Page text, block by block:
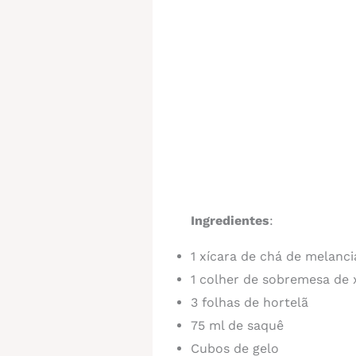
Ingredientes:
1 xícara de chá de
1 colher de sobremesa de
3 folhas de hortelã
75 ml de saquê
Cubos de gelo